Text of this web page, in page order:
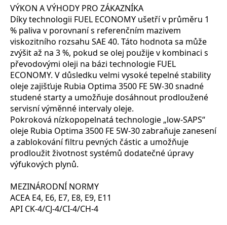
VÝKON A VÝHODY PRO ZÁKAZNÍKA
Díky technologii FUEL ECONOMY ušetří v průměru 1
% paliva v porovnaní s referenčním mazivem
viskozitního rozsahu SAE 40. Táto hodnota sa může
zvýšit až na 3 %, pokud se olej použije v kombinaci s
převodovými oleji na bázi technologie FUEL
ECONOMY. V důsledku velmi vysoké tepelné stability
oleje zajišťuje Rubia Optima 3500 FE 5W-30 snadné
studené starty a umožňuje dosáhnout prodloužené
servisní výměnné intervaly oleje.
Pokroková nízkopopelnatá technologie „low-SAPS“
oleje Rubia Optima 3500 FE 5W-30 zabraňuje zanesení
a zablokování filtru pevných částic a umožňuje
prodloužit životnost systémů dodatečné úpravy
výfukových plynů.
MEZINÁRODNÍ NORMY
ACEA E4, E6, E7, E8, E9, E11
API CK-4/CJ-4/CI-4/CH-4